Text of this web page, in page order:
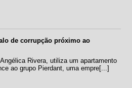
de corrupção próximo ao
Rivera, utiliza um apartamento
ao grupo Pierdant, uma empre[...]